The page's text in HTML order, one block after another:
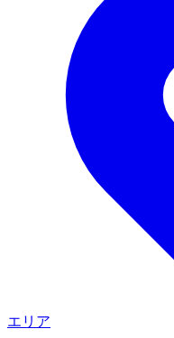
エリア